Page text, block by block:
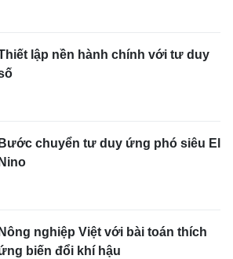
lập nền hành chính với tư duy
Bước chuyển tư duy ứng phó siêu El
Nino
Nông nghiệp Việt với bài toán thích
biến đổi khí hậu